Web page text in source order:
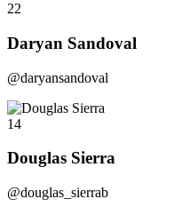
22
Daryan Sandoval
@daryansandoval
14
Douglas Sierra
@douglas_sierrab